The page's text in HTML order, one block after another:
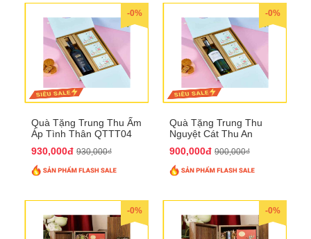
-0%
Quà Tặng Trung Thu Ấm
Áp Tình Thân QTTT04
930,000đ 930,000₫
-0%
Quà Tặng Trung Thu
Nguyệt Cát Thu An
900,000đ 900,000₫
-0% -0%